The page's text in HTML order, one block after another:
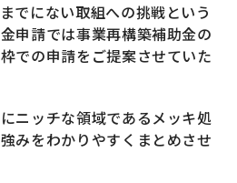
でにない取組への挑戦という
申請では事業再構築補助金の
での申請をご提案させていた
ニッチな領域であるメッキ処
みをわかりやすくまとめさせ